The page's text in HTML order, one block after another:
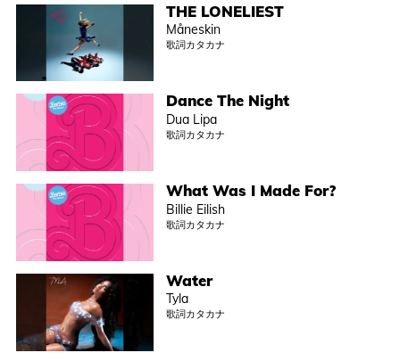
THE LONELIEST
Måneskin
歌詞カタカナ
Dance The Night
Dua Lipa
歌詞カタカナ
What Was I Made For?
Billie Eilish
歌詞カタカナ
Water
Tyla
歌詞カタカナ